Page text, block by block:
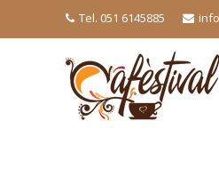
Tel. 051 6145885